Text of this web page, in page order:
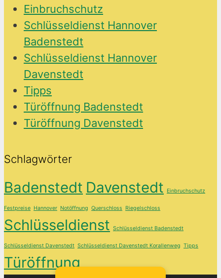
Einbruchschutz
Schlüsseldienst Hannover
Badenstedt
Schlüsseldienst Hannover
Davenstedt
Tipps
Türöffnung Badenstedt
Türöffnung Davenstedt
Schlagwörter
Badenstedt Davenstedt Einbruchschutz
Festpreise Hannover Notöffnung Querschloss Riegelschloss
Schlüsseldienst Schlüsseldienst Badenstedt
Schlüsseldienst Davenstedt Schlüsseldienst Davenstedt Korallenweg Tipps
Türöffnung